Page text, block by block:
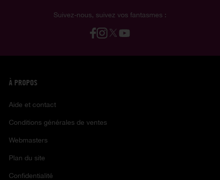
Suivez-nous, suivez vos fantasmes :
À PROPOS
Aide et contact
Conditions générales de ventes
Webmasters
Plan du site
Confidentialité